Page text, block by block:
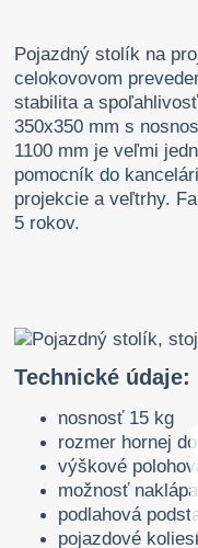
Pojazdný stolík na
celokovovom
stabilita a
350x350 mm s
1100 mm je veľmi
pomocník do
projekcie a veľtrhy.
5 rokov.
Technické údaje:
nosnosť 15 kg
rozmer hornej
výškové
možnosť
podlahová
pojazdové